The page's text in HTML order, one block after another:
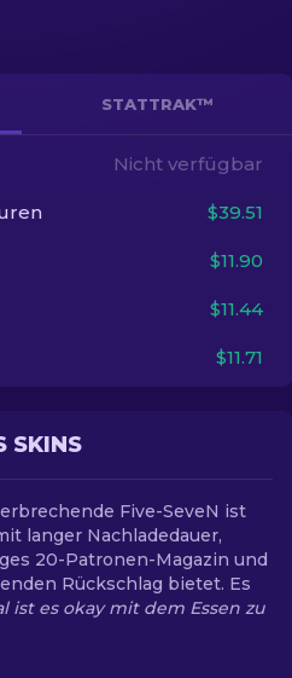
STATTRAK™
Nicht verfügbar
$39.51
$11.90
$11.44
$11.71
SKINS
Five-SeveN ist
langer Nachladedauer,
20-Patronen-Magazin und
Rückschlag bietet. Es
ist es okay mit dem Essen zu